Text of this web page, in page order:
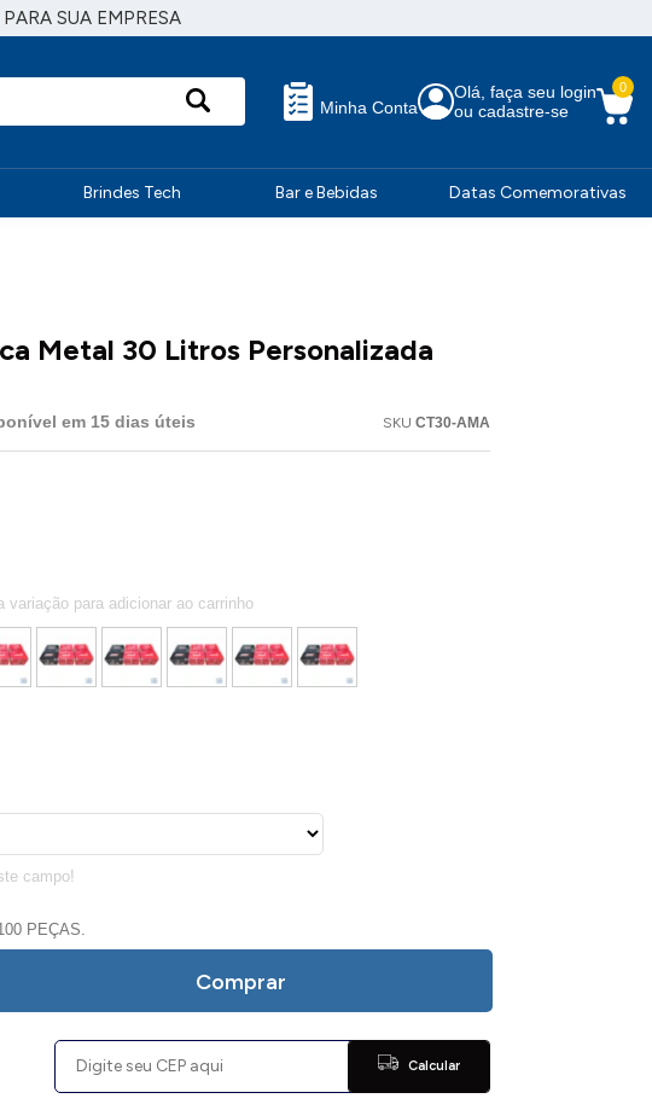
SUA EMPRESA
Minha Conta
Olá, faça seu login
ou cadastre-se
0
Brindes Tech Bar e Bebidas Datas Comemorativas
Metal 30 Litros Personalizada
em 15 dias úteis SKU CT30-AMA
PEÇAS.
Comprar
Calcular